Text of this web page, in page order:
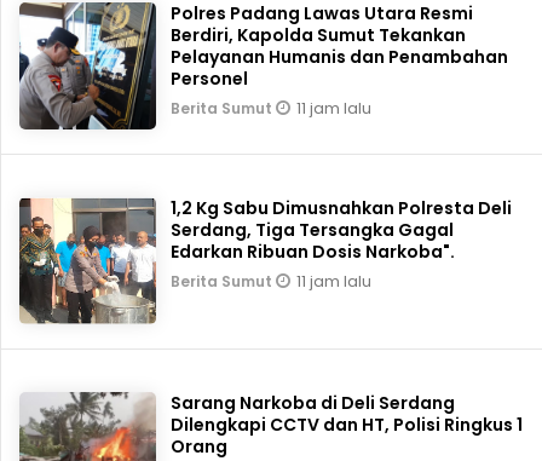
Polres Padang Lawas Utara Resmi
Berdiri, Kapolda Sumut Tekankan
Pelayanan Humanis dan Penambahan
Personel
Berita Sumut 11 jam lalu
1,2 Kg Sabu Dimusnahkan Polresta Deli
Serdang, Tiga Tersangka Gagal
Edarkan Ribuan Dosis Narkoba".
Berita Sumut 11 jam lalu
Sarang Narkoba di Deli Serdang
Dilengkapi CCTV dan HT, Polisi Ringkus 1
Orang